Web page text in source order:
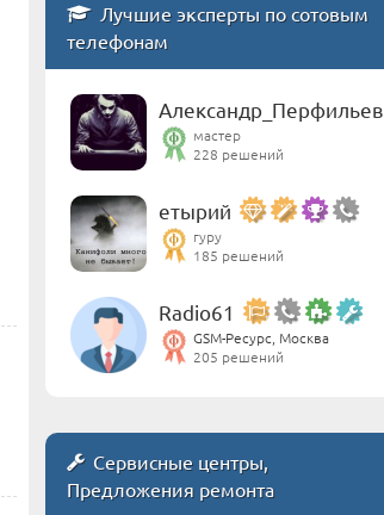
Лучшие эксперты по сотовым
телефонам
Александр_Перфильев
мастер
228 решений
етырий
гуру
185 решений
Radio61
GSM-Ресурс, Москва
205 решений
Сервисные центры,
Предложения ремонта